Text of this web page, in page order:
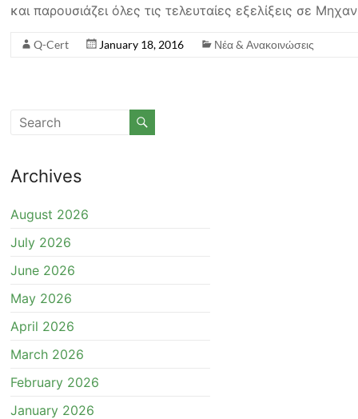
και παρουσιάζει όλες τις τελευταίες εξελίξεις σε
Q-Cert January 18, 2016 Νέα & Ανακοινώσεις
Archives
August 2026
July 2026
June 2026
May 2026
April 2026
March 2026
February 2026
January 2026